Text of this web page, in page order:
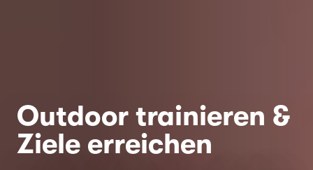
Outdoor trainieren &
Ziele erreichen